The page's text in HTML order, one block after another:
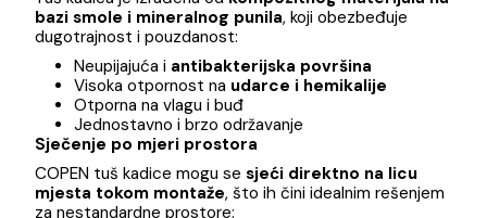
COPEN SLATE WHITE tuš kadica predstavlja savršen
spoj modernog dizajna, vrhunskih materijala i izuzetne
funkcionalnosti. Namijenjena savremenim kupatilima,
ova kadica nudi maksimalnu prilagodljivost prostoru i
izuzetnu udobnost u svakodnevnoj upotrebi.
Materijal visoke otpornosti
Tuš kadica je izrađena od kompozitnog materijala
bazi smole i mineralnog punila, koji obezbeđuje
dugotrajnost i pouzdanost: